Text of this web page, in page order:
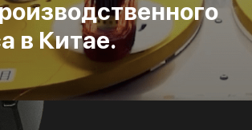
в Китае.